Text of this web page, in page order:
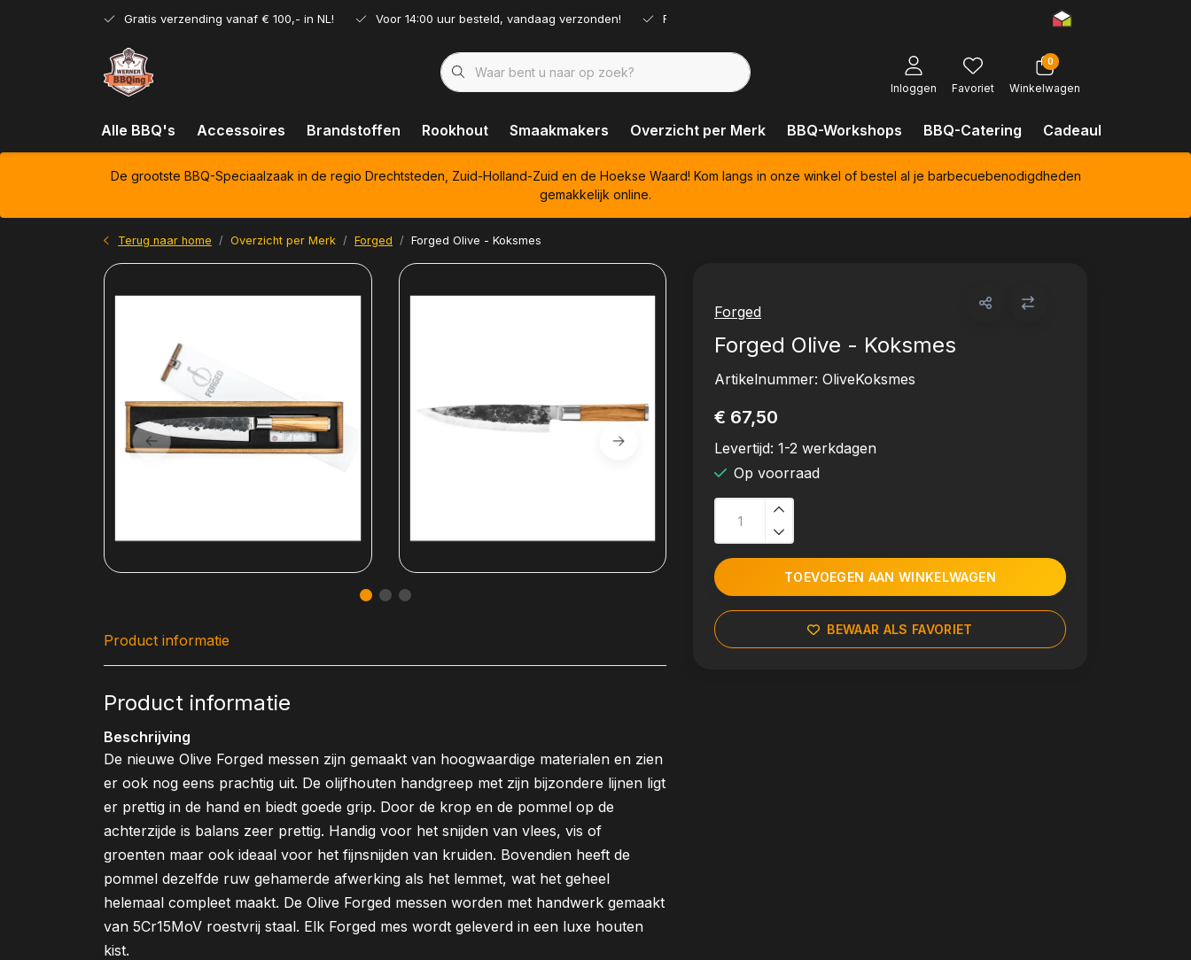
Gratis verzending vanaf € 100,- in NL! Voor 14:00 uur besteld, vandaag verzonden! Ruim assortiment!
Inloggen Favoriet
0
Winkelwagen
Alle BBQ's Accessoires Brandstoffen Rookhout Smaakmakers Overzicht per Merk BBQ-Workshops BBQ-Catering Cadeaubonnen
De grootste BBQ-Speciaalzaak in de regio Drechtsteden, Zuid-Holland-Zuid en de Hoekse Waard! Kom langs in onze winkel of bestel al je barbecuebenodigdheden
gemakkelijk online.
Terug naar home Overzicht per Merk Forged Forged Olive - Koksmes
Forged
Forged Olive - Koksmes
Artikelnummer: OliveKoksmes
€ 67,50
Levertijd: 1-2 werkdagen
Op voorraad
TOEVOEGEN AAN WINKELWAGEN
BEWAAR ALS FAVORIET
Product informatie
Product informatie
Beschrijving
De nieuwe Olive Forged messen zijn gemaakt van hoogwaardige materialen en zien
er ook nog eens prachtig uit. De olijfhouten handgreep met zijn bijzondere lijnen ligt
er prettig in de hand en biedt goede grip. Door de krop en de pommel op de
achterzijde is balans zeer prettig. Handig voor het snijden van vlees, vis of
groenten maar ook ideaal voor het fijnsnijden van kruiden. Bovendien heeft de
pommel dezelfde ruw gehamerde afwerking als het lemmet, wat het geheel
helemaal compleet maakt. De Olive Forged messen worden met handwerk gemaakt
van 5Cr15MoV roestvrij staal. Elk Forged mes wordt geleverd in een luxe houten
kist.